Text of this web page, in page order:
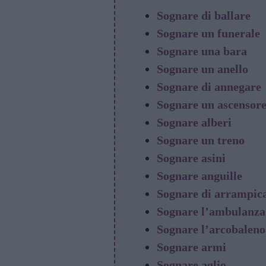
Sognare di ballare
Sognare un funerale
Sognare una bara
Sognare un anello
Sognare di annegare
Sognare un ascensore
Sognare alberi
Sognare un treno
Sognare asini
Sognare anguille
Sognare di
Sognare l’ambulanza
Sognare l’arcobaleno
Sognare armi